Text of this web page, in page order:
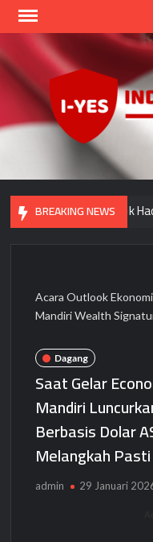
Skip
BREAKING NEWS
Indonesia Tbk Hadir
Acara Outlook
Mandiri Wealth
Dagang
Saat Gelar
Mandiri
Berbasis Dolar
Melangkah Pasti
admin 29 Januari